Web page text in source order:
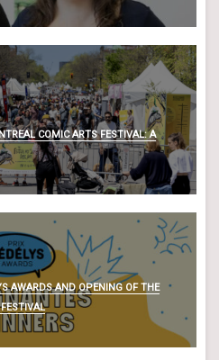
COMIC ARTS FESTIVAL: A
AWARDS AND OPENING OF THE